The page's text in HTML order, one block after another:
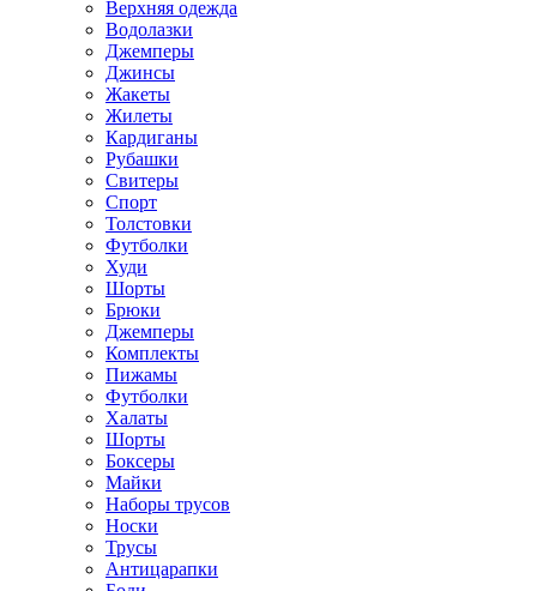
Верхняя одежда
Водолазки
Джемперы
Джинсы
Жакеты
Жилеты
Кардиганы
Рубашки
Свитеры
Спорт
Толстовки
Футболки
Худи
Шорты
Брюки
Джемперы
Комплекты
Пижамы
Футболки
Халаты
Шорты
Боксеры
Майки
Наборы трусов
Носки
Трусы
Антицарапки